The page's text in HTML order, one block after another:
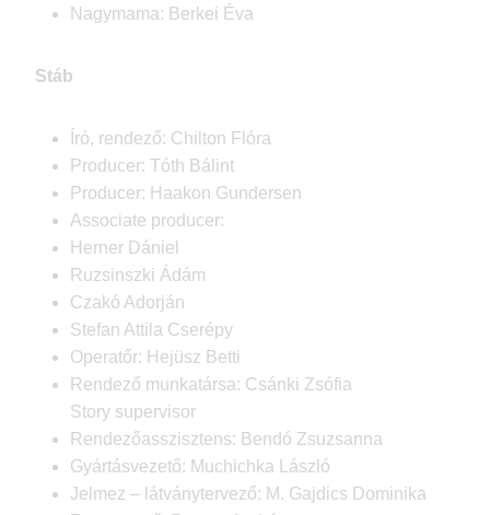
Nagymama: Berkei Éva
Stáb
Író, rendező: Chilton Flóra
Producer: Tóth Bálint
Producer: Haakon Gundersen
Associate producer:
Herner Dániel
Ruzsinszki Ádám
Czakó Adorján
Stefan Attila Cserépy
Operatőr: Hejüsz Betti
Rendező munkatársa: Csánki Zsófia
Story supervisor
Rendezőasszisztens: Bendó Zsuzsanna
Gyártásvezető: Muchichka László
Jelmez – látványtervező: M. Gajdics Dominika